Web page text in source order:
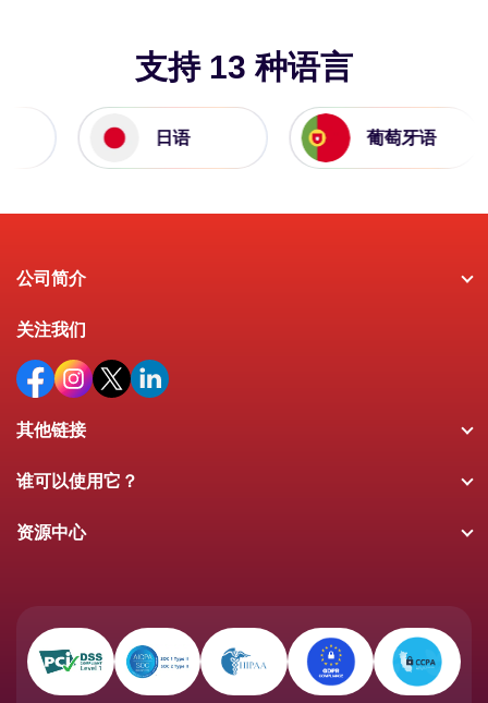
支持 13 种语言
日语 葡萄牙语
公司简介
关注我们
其他链接
谁可以使用它？
资源中心